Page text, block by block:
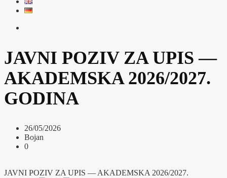
JAVNI POZIV ZA UPIS —
AKADEMSKA 2026/2027.
GODINA
26/05/2026
Bojan
0
JAVNI POZIV ZA UPIS — AKADEMSKA 2026/2027.